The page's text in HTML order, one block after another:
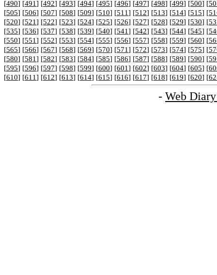
[490] [491] [492] [493] [494] [495] [496] [497] [498] [499] [500] [
[505] [506] [507] [508] [509] [510] [511] [512] [513] [514] [515] [
[520] [521] [522] [523] [524] [525] [526] [527] [528] [529] [530] [
[535] [536] [537] [538] [539] [540] [541] [542] [543] [544] [545] [
[550] [551] [552] [553] [554] [555] [556] [557] [558] [559] [560] [
[565] [566] [567] [568] [569] [570] [571] [572] [573] [574] [575] [
[580] [581] [582] [583] [584] [585] [586] [587] [588] [589] [590] [
[595] [596] [597] [598] [599] [600] [601] [602] [603] [604] [605] [
[610] [611] [612] [613] [614] [615] [616] [617] [618] [619] [620] [
- Web